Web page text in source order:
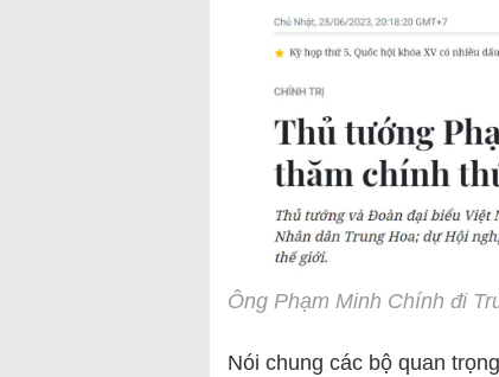
Ông Phạm Minh Chính đi
Nói chung các bộ quan